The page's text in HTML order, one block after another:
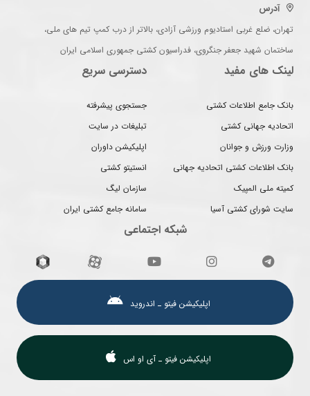
آدرس
تهران، ضلع غربی استادیوم ورزشی آزادی، بالاتر از درب کمپ تیم های ملی،
ساختمان شهید جعفر جنگروی، فدراسیون کشتی جمهوری اسلامی ایران
لینک های مفید
بانک جامع اطلاعات کشتی
اتحادیه جهانی کشتی
وزارت ورزش و جوانان
بانک اطلاعات کشتی اتحادیه جهانی
کمیته ملی المپیک
سایت شورای کشتی آسیا
دسترسی سریع
جستجوی پیشرفته
تبلیغات در سایت
اپلیکیشن داوران
انستیتو کشتی
سازمان لیگ
سامانه جامع کشتی ایران
شبکه اجتماعی
اپلیکیشن فیتو ـ اندروید
اپلیکیشن فیتو ـ آی او اس